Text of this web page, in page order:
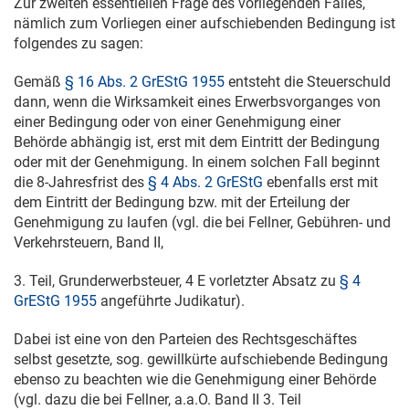
nämlich zum Vorliegen einer aufschiebenden Bedingung ist
folgendes zu sagen:
Gemäß § 16 Abs. 2 GrEStG 1955 entsteht die Steuerschuld
dann, wenn die Wirksamkeit eines Erwerbsvorganges von
einer Bedingung oder von einer Genehmigung einer
Behörde abhängig ist, erst mit dem Eintritt der Bedingung
oder mit der Genehmigung. In einem solchen Fall beginnt
die 8-Jahresfrist des § 4 Abs. 2 GrEStG ebenfalls erst mit
dem Eintritt der Bedingung bzw. mit der Erteilung der
Genehmigung zu laufen (vgl. die bei Fellner, Gebühren- und
Verkehrsteuern, Band II,
3. Teil, Grunderwerbsteuer, 4 E vorletzter Absatz zu § 4
GrEStG 1955 angeführte Judikatur).
Dabei ist eine von den Parteien des Rechtsgeschäftes
selbst gesetzte, sog. gewillkürte aufschiebende Bedingung
ebenso zu beachten wie die Genehmigung einer Behörde
(vgl. dazu die bei Fellner, a.a.O. Band II 3. Teil